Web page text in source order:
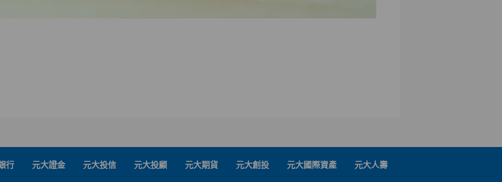
行 元大證金 元大投信 元大投顧 元大期貨 元大創投 元大國際資產 元大人壽